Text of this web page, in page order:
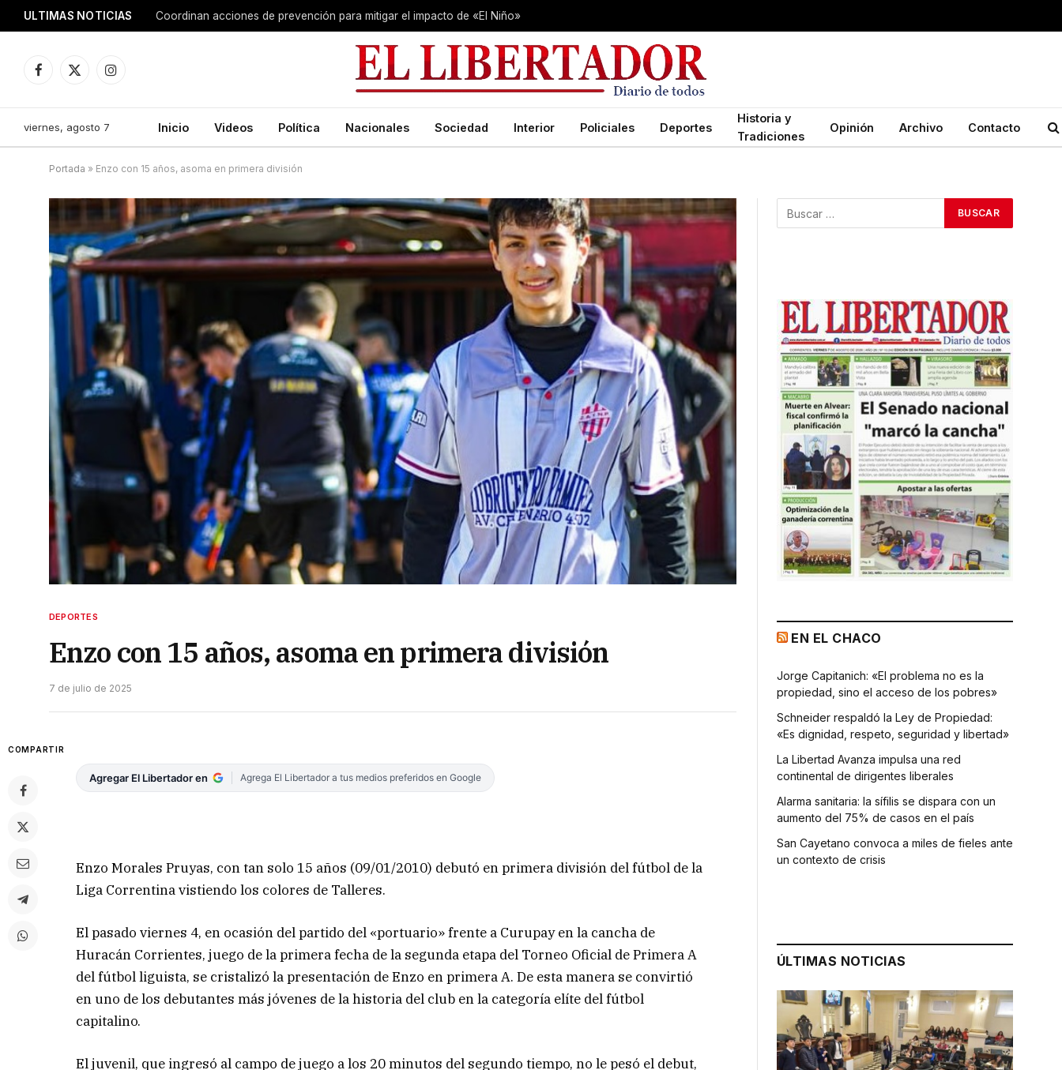
ULTIMAS NOTICIAS Coordinan acciones de prevención para mitigar el impacto de «El Niño»
Facebook
X
Instagram
viernes, agosto 7 Inicio Videos Política Nacionales Sociedad Interior Policiales Deportes
Historia y
Tradiciones
Opinión Archivo Contacto
Portada » Enzo con 15 años, asoma en primera división
DEPORTES
Enzo con 15 años, asoma en primera división
7 de julio de 2025
COMPARTIR
Agregar El Libertador en Agrega El Libertador a tus medios preferidos en Google
Enzo Morales Pruyas, con tan solo 15 años (09/01/2010) debutó en primera división del fútbol de la
Liga Correntina vistiendo los colores de Talleres.
El pasado viernes 4, en ocasión del partido del «portuario» frente a Curupay en la cancha de
Huracán Corrientes, juego de la primera fecha de la segunda etapa del Torneo Oficial de Primera A
del fútbol liguista, se cristalizó la presentación de Enzo en primera A. De esta manera se convirtió
en uno de los debutantes más jóvenes de la historia del club en la categoría elíte del fútbol
capitalino.
El juvenil, que ingresó al campo de juego a los 20 minutos del segundo tiempo, no le pesó el debut,
EN EL CHACO
Jorge Capitanich: «El problema no es la
propiedad, sino el acceso de los pobres»
Schneider respaldó la Ley de Propiedad:
«Es dignidad, respeto, seguridad y libertad»
La Libertad Avanza impulsa una red
continental de dirigentes liberales
Alarma sanitaria: la sífilis se dispara con un
aumento del 75% de casos en el país
San Cayetano convoca a miles de fieles ante
un contexto de crisis
ÚLTIMAS NOTICIAS